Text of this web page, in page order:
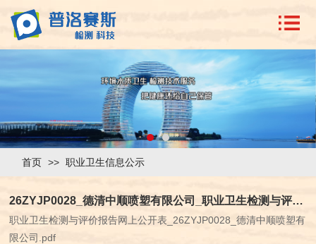
首页 >> 职业卫生信息公示
26ZYJP0028_德清中顺喷塑有限公司_职业卫生检测与评价报告网上公开表
职业卫生检测与评价报告网上公开表_26ZYJP0028_德清中顺喷塑有
限公司.pdf